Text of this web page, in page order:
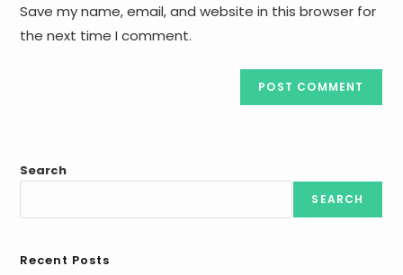
Save my name, email, and website in this browser for
the next time I comment.
Search
SEARCH
Recent Posts